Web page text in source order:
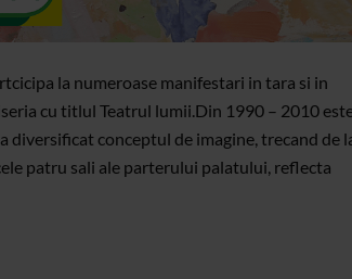
la numeroase manifestari in tara si in
cu titlul Teatrul lumii.Din 1990 – 2010
conceptul de imagine, trecand de
patru sali ale parterului palatului, reflecta